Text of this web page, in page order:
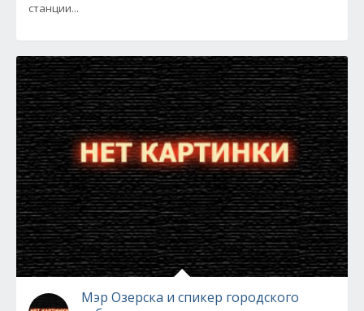
станции...
Мэр Озерска и спикер городского